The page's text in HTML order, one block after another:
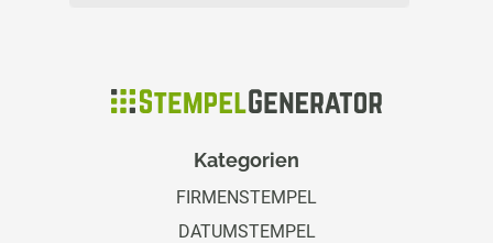
Kategorien
FIRMENSTEMPEL
DATUMSTEMPEL